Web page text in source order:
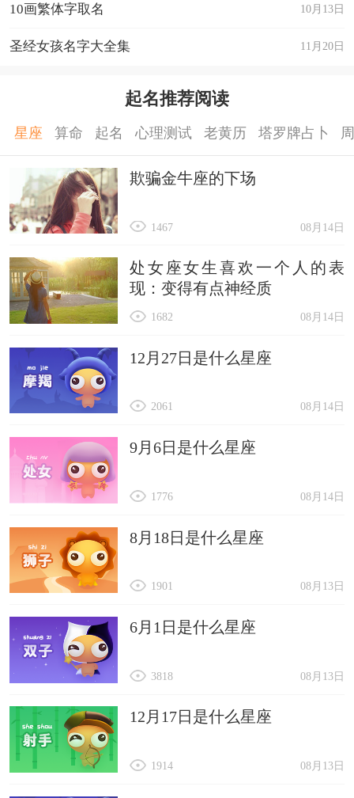
10月13日
10画繁体字取名
11月20日
圣经女孩名字大全集
起名推荐阅读
星座 算命 起名 心理测试 老黄历 塔罗牌占卜
欺骗金牛座的下场
08月14日
1467
处女座女生喜欢一个人的表
现：变得有点神经质
08月14日
1682
12月27日是什么星座
08月14日
2061
9月6日是什么星座
08月14日
1776
8月18日是什么星座
08月13日
1901
6月1日是什么星座
08月13日
3818
12月17日是什么星座
08月13日
1914